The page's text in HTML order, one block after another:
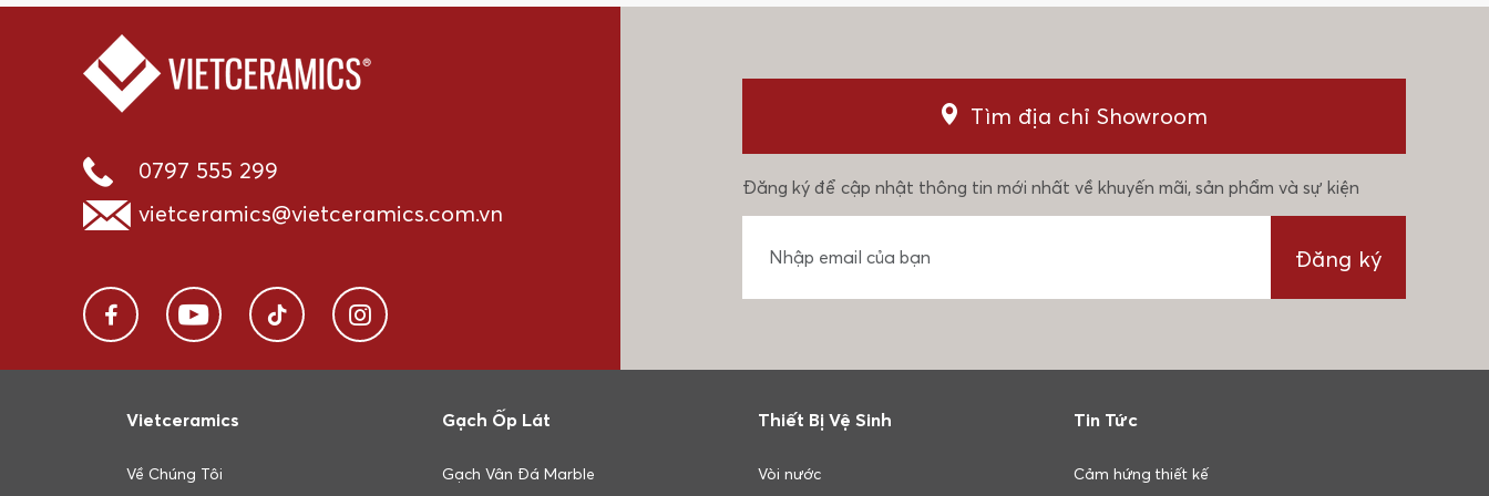
0797 555 299
vietceramics@vietceramics.com.vn
Tìm địa chỉ Showroom
Đăng ký để cập nhật thông tin mới nhất về khuyến mãi, sản phẩm và sự kiện
Đăng ký
Vietceramics
Về Chúng Tôi
Gạch Ốp Lát
Gạch Vân Đá Marble
Thiết Bị Vệ Sinh
Vòi nước
Tin Tức
Cảm hứng thiết kế